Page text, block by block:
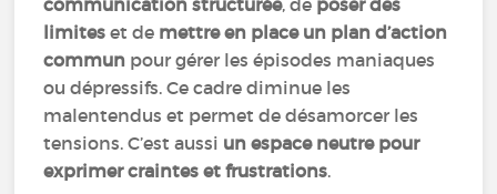
communication structurée, de poser des
limites et de mettre en place un plan d’action
commun pour gérer les épisodes maniaques
ou dépressifs. Ce cadre diminue les
malentendus et permet de désamorcer les
tensions. C’est aussi un espace neutre pour
exprimer craintes et frustrations.